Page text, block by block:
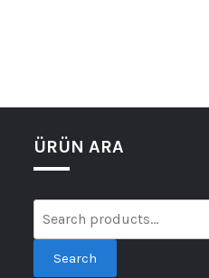
ÜRÜN ARA
Search